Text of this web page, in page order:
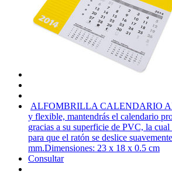
ALFOMBRILLA CALENDARIO
y flexible, mantendrás el calendario
gracias a su superficie de PVC, la
para que el ratón se deslice
mm.Dimensiones: 23 x 18 x 0.5 cm
Consultar